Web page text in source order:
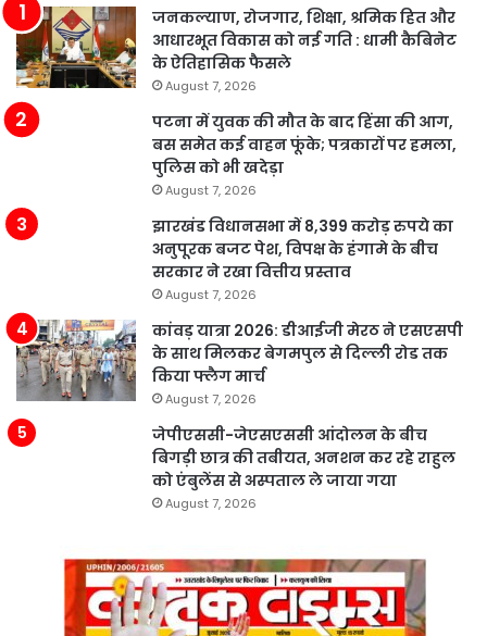
जनकल्याण, रोजगार, शिक्षा, श्रमिक हित और
आधारभूत विकास को नई गति : धामी कैबिनेट
के ऐतिहासिक फैसले
August 7, 2026
पटना में युवक की मौत के बाद हिंसा की आग,
बस समेत कई वाहन फूंके; पत्रकारों पर हमला,
पुलिस को भी खदेड़ा
August 7, 2026
झारखंड विधानसभा में 8,399 करोड़ रुपये का
अनुपूरक बजट पेश, विपक्ष के हंगामे के बीच
सरकार ने रखा वित्तीय प्रस्ताव
August 7, 2026
कांवड़ यात्रा 2026: डीआईजी मेरठ ने एसएसपी
के साथ मिलकर बेगमपुल से दिल्ली रोड तक
किया फ्लैग मार्च
August 7, 2026
जेपीएससी-जेएसएससी आंदोलन के बीच
बिगड़ी छात्र की तबीयत, अनशन कर रहे राहुल
को एंबुलेंस से अस्पताल ले जाया गया
August 7, 2026